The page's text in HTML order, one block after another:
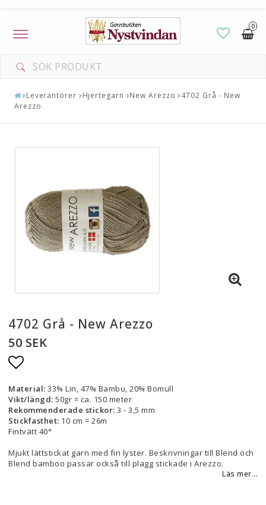
0
Toggle
navigation
Leverantörer Hjertegarn New Arezzo
4702 Grå - New
Arezzo
4702 Grå - New Arezzo
50 SEK
Lägg till i favoritlistan
Material: 33% Lin, 47% Bambu, 20% Bomull
Vikt/längd: 50gr = ca. 150 meter
Rekommenderade stickor: 3 - 3,5 mm
Stickfasthet: 10 cm = 26m
Fintvätt 40°
Mjukt lättstickat garn med fin lyster. Beskrivningar till Blend och
Blend bamboo passar också till plagg stickade i Arezzo.
Läs mer...